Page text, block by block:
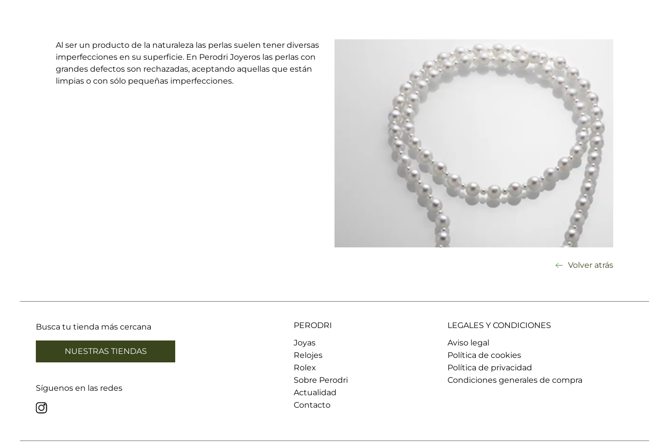
Al ser un producto de la naturaleza las perlas suelen tener diversas
imperfecciones en su superficie. En Perodri Joyeros las perlas con
grandes defectos son rechazadas, aceptando aquellas que están
limpias o con sólo pequeñas imperfecciones.
Volver atrás
Busca tu tienda más cercana
NUESTRAS TIENDAS
Síguenos en las redes
PERODRI
Joyas
Relojes
Rolex
Sobre Perodri
Actualidad
Contacto
LEGALES Y CONDICIONES
Aviso legal
Política de cookies
Política de privacidad
Condiciones generales de compra